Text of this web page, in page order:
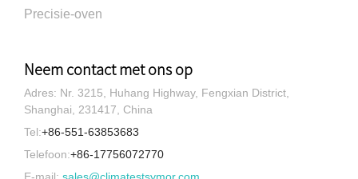
Precisie-oven
Neem contact met ons op
Adres: Nr. 3215, Huhang Highway, Fengxian District,
Shanghai, 231417, China
Tel:+86-551-63853683
Telefoon:+86-17756072770
E-mail: sales@climatestsymor.com